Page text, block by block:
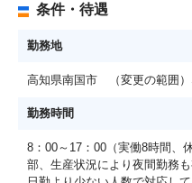
条件・待遇
勤務地
高知県南国市 （変更の範囲）
勤務時間
8：00～17：00（実働8時間、
部、生産状況により夜間勤務